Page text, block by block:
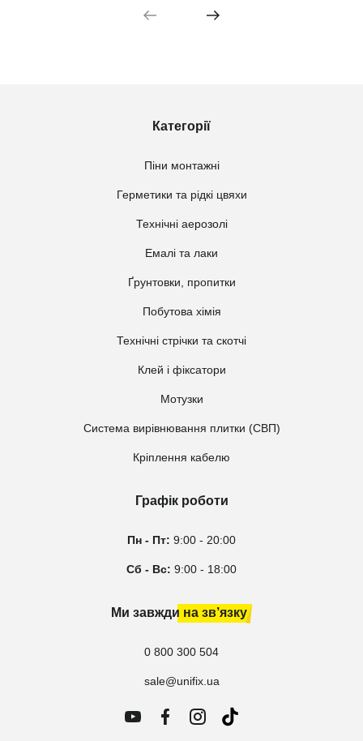
Категорії
Піни монтажні
Герметики та рідкі цвяхи
Технічні аерозолі
Емалі та лаки
Ґрунтовки, пропитки
Побутова хімія
Технічні стрічки та скотчі
Клей і фіксатори
Мотузки
Система вирівнювання плитки (СВП)
Кріплення кабелю
Графік роботи
Пн - Пт: 9:00 - 20:00
Сб - Вс: 9:00 - 18:00
Ми завжди на зв’язку
0 800 300 504
sale@unifix.ua